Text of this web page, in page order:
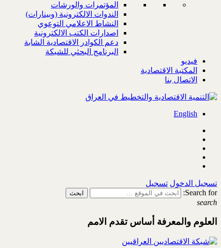
المؤتمرات والورشات
الندوات الالكترونية (وبينارات)
النشاط الاعلامي التوعوي
اصدارات الكتب الالكترونية
دعم الكوادر الاقتصادية الشابة
البرنامج البحثي للشبكة
فيديو
المكتبة الاقتصادية
الاتصال بنا
English
تسجيل الدخول تسجيل
Search for:
search
العلوم والمعرفة أساس تقدم الامم